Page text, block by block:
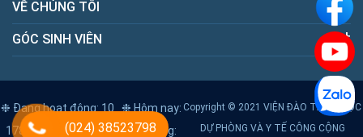
VỀ CHÚNG TÔI
GÓC SINH VIÊN
❉ Đang hoạt động: 10
❉ Hôm nay:
1783 ❉ Hôm qua: 2444 ❉ Tổng:
Copyright © 2021 VIỆN ĐÀO TẠO Y HỌC
DỰ PHÒNG VÀ Y TẾ CÔNG CỘNG
(024) 38523798